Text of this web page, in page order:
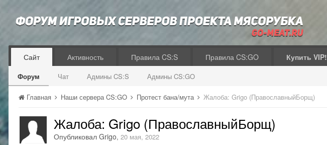
Сайт
Форум Чат Админы CS:S Админы CS:GO
Активность Правила CS:S Правила CS:GO Купить VIP!
Главная Наши сервера CS:GO Протест бана/мута Жалоба: Grigo (ПравославныйБорщ)
Жалоба: Grigo (ПравославныйБорщ)
Опубликовал Grigo, 20 мая, 2022